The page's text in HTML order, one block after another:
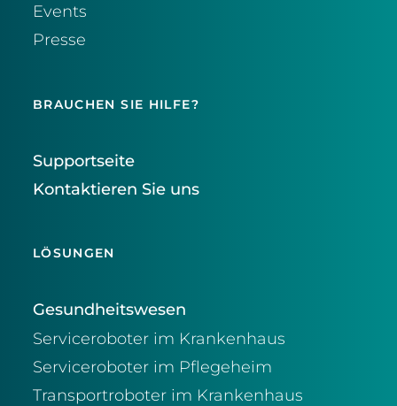
Events
Presse
BRAUCHEN SIE HILFE?
Supportseite
Kontaktieren Sie uns
LÖSUNGEN
Gesundheitswesen
Serviceroboter im Krankenhaus
Serviceroboter im Pflegeheim
Transportroboter im Krankenhaus